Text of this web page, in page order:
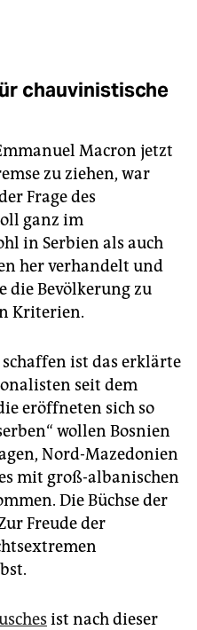
chauvinistische
Macron jetzt
zu ziehen, war
Frage des
ganz im
in Serbien als auch
her verhandelt und
die Bevölkerung zu
Kriterien.
ist das erklärte
seit dem
eröffneten sich so
wollen Bosnien
Nord-Mazedonien
mit groß-albanischen
Die Büchse der
Freude der
ist nach dieser